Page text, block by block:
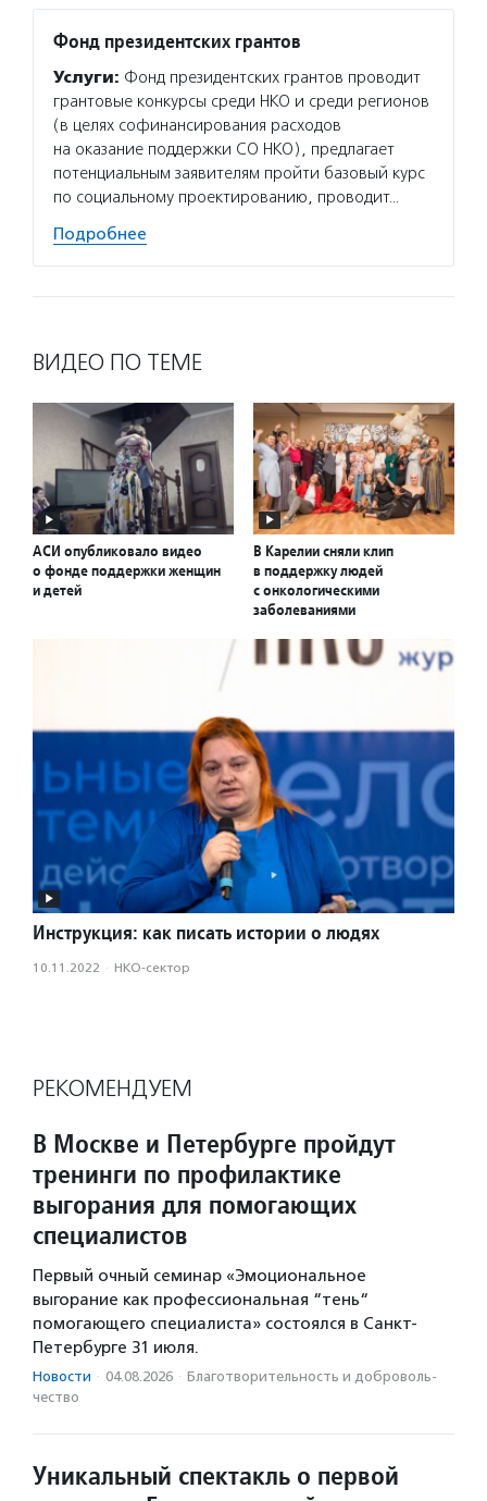
Фонд президентских грантов
Услуги: Фонд президентских грантов проводит
грантовые конкурсы среди НКО и среди регионов
(в целях софинансирования расходов
на оказание поддержки СО НКО), предлагает
потенциальным заявителям пройти базовый курс
по социальному проектированию, проводит…
Подробнее
ВИДЕО ПО ТЕМЕ
АСИ опубликовало видео
о фонде поддержки женщин
и детей
В Карелии сняли клип
в поддержку людей
с онкологическими
заболеваниями
Инструкция: как писать истории о людях
10.11.2022 · НКО-сектор
РЕКОМЕНДУЕМ
В Москве и Петербурге пройдут
тренинги по профилактике
выгорания для помогающих
специалистов
Первый очный семинар «Эмоциональное
выгорание как профессиональная “тень“
помогающего специалиста» состоялся в Санкт-
Петербурге 31 июля.
Новости · 04.08.2026 · Благотвори­тель­ность и доброволь­
чест­во
Уникальный спектакль о первой